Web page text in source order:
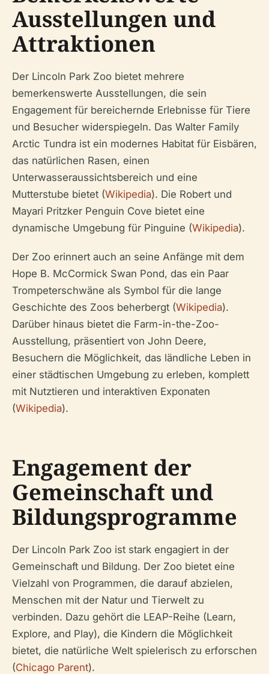
Ausstellungen und
Attraktionen
Der Lincoln Park Zoo bietet mehrere
bemerkenswerte Ausstellungen, die sein
Engagement für bereichernde Erlebnisse für Tiere
und Besucher widerspiegeln. Das Walter Family
Arctic Tundra ist ein modernes Habitat für Eisbären,
das natürlichen Rasen, einen
Unterwasseraussichtsbereich und eine
Mutterstube bietet (Wikipedia). Die Robert und
Mayari Pritzker Penguin Cove bietet eine
dynamische Umgebung für Pinguine (Wikipedia).
Der Zoo erinnert auch an seine Anfänge mit dem
Hope B. McCormick Swan Pond, das ein Paar
Trompeterschwäne als Symbol für die lange
Geschichte des Zoos beherbergt (Wikipedia).
Darüber hinaus bietet die Farm-in-the-Zoo-
Ausstellung, präsentiert von John Deere,
Besuchern die Möglichkeit, das ländliche Leben in
einer städtischen Umgebung zu erleben, komplett
mit Nutztieren und interaktiven Exponaten
(Wikipedia).
Engagement der
Gemeinschaft und
Bildungsprogramme
Der Lincoln Park Zoo ist stark engagiert in der
Gemeinschaft und Bildung. Der Zoo bietet eine
Vielzahl von Programmen, die darauf abzielen,
Menschen mit der Natur und Tierwelt zu
verbinden. Dazu gehört die LEAP-Reihe (Learn,
Explore, and Play), die Kindern die Möglichkeit
bietet, die natürliche Welt spielerisch zu erforschen
(Chicago Parent).